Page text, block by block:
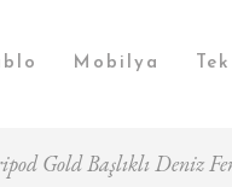
Mobilya
Gold Başlıklı Deniz